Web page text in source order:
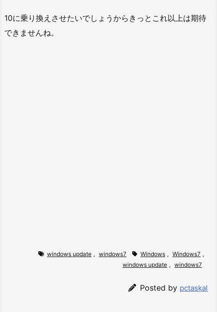
10に乗り換えさせたいでしょうからきっとこれ以上は期待
できませんね。
windows update , windows7 Windows , Windows7 ,
windows update , windows7
Posted by pctaskal